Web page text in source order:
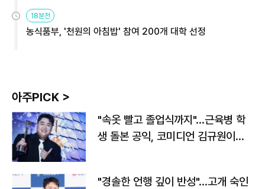
원
18분전
농식품부, '천원의 아침밥' 참여 200개 대학 선정
아주PICK >
"속옷 빨고 졸업식까지"…근육병 학
생 돌본 공익, 코미디언 김규원이었
"경솔한 언행 깊이 반성"…고개 숙인